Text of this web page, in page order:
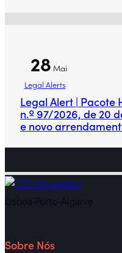
28 Mai
Legal Alerts
Legal Alert | Pacote
n.º 97/2026, de 20
e novo
Lisboa-Porto-Algarve
Sobre Nós